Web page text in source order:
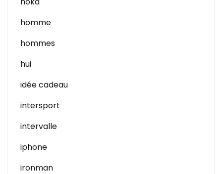
homme
hommes
hui
idée cadeau
intersport
intervalle
iphone
ironman